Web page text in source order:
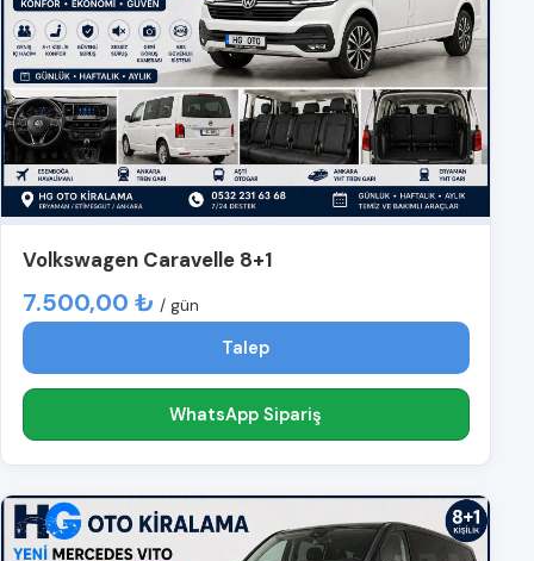
Volkswagen Caravelle 8+1
7.500,00 ₺ / gün
Talep
WhatsApp Sipariş